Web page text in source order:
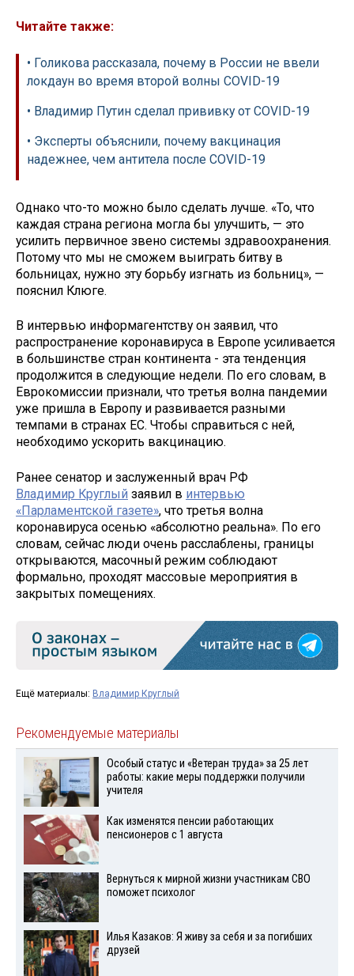
Читайте также:
• Голикова рассказала, почему в России не ввели
локдаун во время второй волны COVID-19
• Владимир Путин сделал прививку от COVID-19
• Эксперты объяснили, почему вакцинация
надежнее, чем антитела после COVID-19
Однако что-то можно было сделать лучше. «То, что
каждая страна региона могла бы улучшить, — это
усилить первичное звено системы здравоохранения.
Потому что мы не сможем выиграть битву в
больницах, нужно эту борьбу изгнать из больниц», —
пояснил Клюге.
В интервью информагентству он заявил, что
распространение коронавируса в Европе усиливается
в большинстве стран континента - эта тенденция
продолжится в следующие недели. По его словам, в
Еврокомиссии признали, что третья волна пандемии
уже пришла в Европу и развивается разными
темпами в странах ЕС. Чтобы справиться с ней,
необходимо ускорить вакцинацию.
Ранее сенатор и заслуженный врач РФ
Владимир Круглый заявил в интервью
«Парламентской газете», что третья волна
коронавируса осенью «абсолютно реальна». По его
словам, сейчас люди очень расслаблены, границы
открываются, масочный режим соблюдают
формально, проходят массовые мероприятия в
закрытых помещениях.
Ещё материалы: Владимир Круглый
Рекомендуемые материалы
Особый статус и «Ветеран труда» за 25 лет
работы: какие меры поддержки получили
учителя
Как изменятся пенсии работающих
пенсионеров с 1 августа
Вернуться к мирной жизни участникам СВО
поможет психолог
Илья Казаков: Я живу за себя и за погибших
друзей